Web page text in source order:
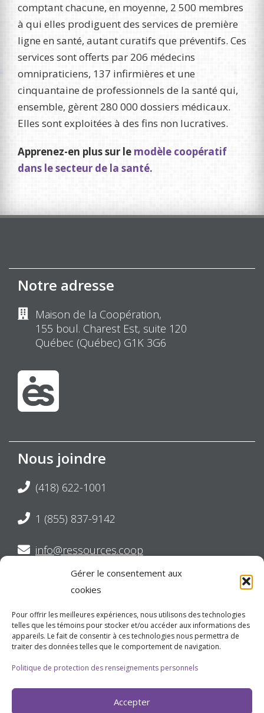
Gérer le consentement aux
cookies
Pour offrir les meilleures expériences, nous utilisons des technologies
telles que les témoins pour stocker et/ou accéder aux informations des
appareils. Le fait de consentir à ces technologies nous permettra de
traiter des données telles que le comportement de navigation.
Politique de protection des renseignements personnels
Accepter
comptant chacune, en moyenne, 2 500 membres
à qui elles prodiguent des services de première
ligne en santé, autant curatifs que préventifs. Ces
services sont offerts par 206 médecins
omnipraticiens, 137 infirmières et une
cinquantaine de professionnels de la santé qui,
ensemble, gèrent 280 000 dossiers médicaux.
Elles sont exploitées à des fins non lucratives.
Apprenez-en plus sur le modèle coopératif
dans le secteur de la santé.
Notre adresse
Maison de la Coopération,
155 boul. Charest Est, suite 120
Québec (Québec) G1K 3G6
Nous joindre
(418) 622-1001
1 (855) 837-9142
info@ressources.coop
Suivez-nous sur Twitter
Suivez-nous sur Facebook
Suivez-nous sur LinkedIn
Nos heures d'ouverture